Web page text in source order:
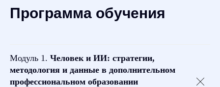
Программа обучения
Модуль 1. Человек и ИИ: стратегии,
методология и данные в дополнительном
профессиональном образовании